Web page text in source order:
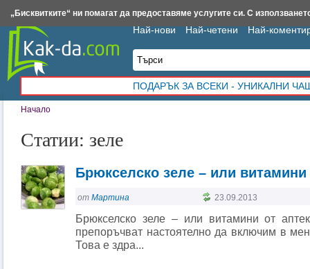
Начало
Статии: зеле
Брюкселско зеле – или витамини
от Мартина 23.09.2013
Брюкселско зеле – или витамини от
препоръчват настоятелно да включим в
Това е здра...
Най-нови Най-четени Най-
ПОДАРЪК ЗА ВСЕКИ - УНИКАЛНИ
Insert.bg Framar.bg Kak-da.com Iztochnik.com BauBau.bg NewAge.bg
„Бисквитките“ ни помагат да предоставяме услугите си. С